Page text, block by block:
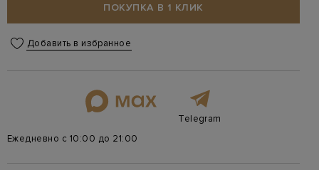
ПОКУПКА В 1 КЛИК
Добавить в избранное
Telegram
Ежедневно с 10:00 до 21:00